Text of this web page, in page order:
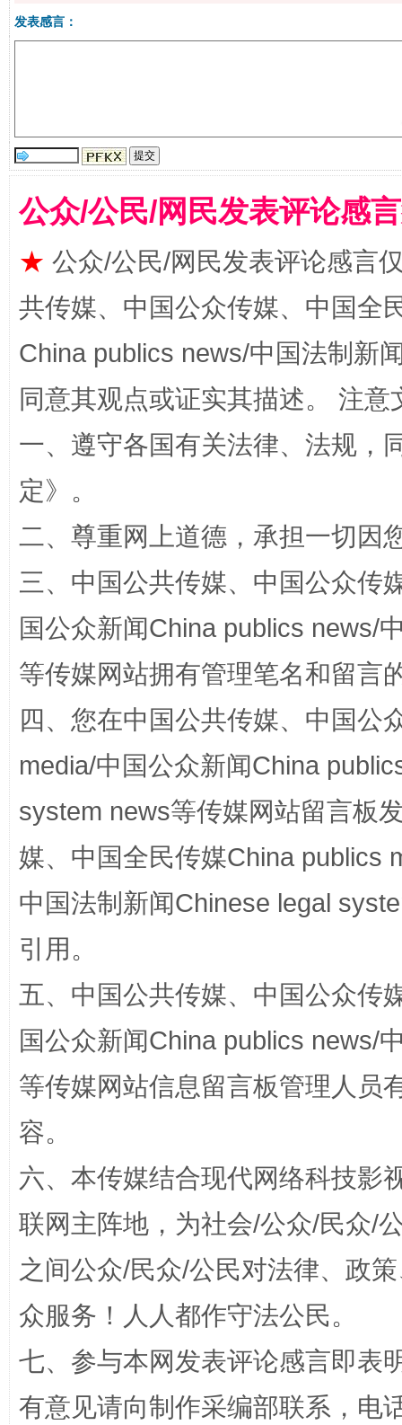
解纷+调解+退费，一次搞定
站台名比不上好声名
漫山遍野的桃花与雪山、麦地、白藏房 除
发表感言：
公众/公民/网民发表评论感
★ 公众/公民/网民发表评论感言
共传媒、中国公众传媒、中国全
China publics news/中国法制新
同意其观点或证实其描述。 注
一、遵守各国有关法律、法规，
定》。
二、尊重网上道德，承担一切因
三、中国公共传媒、中国公众传
国公众新闻China publics news/
等传媒网站拥有管理笔名和留言
四、您在中国公共传媒、中国公
media/中国公众新闻China
system news等传媒网站留言板
媒、中国全民传媒China publics
中国法制新闻Chinese legal
引用。
五、中国公共传媒、中国公众传
国公众新闻China publics news/
等传媒网站信息留言板管理人员
容。
六、本传媒结合现代网络科技影
联网主阵地，为社会/公众/民众/
之间公众/民众/公民对法律、政
众服务！人人都作守法公民。
七、参与本网发表评论感言即表
有意见请向制作采编部联系，电